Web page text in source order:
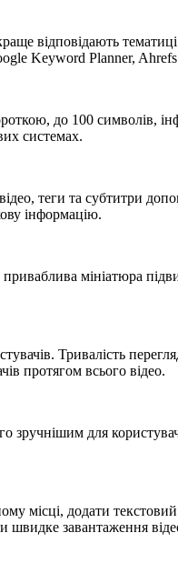
відповідають
Keyword Planner,
до 100 символів,
системах.
теги та субтитри
інформацію.
приваблива мініатюра
Тривалість
протягом всього відео.
для
місці, додати
завантаження